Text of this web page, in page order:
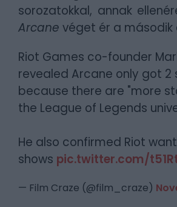
sorozatokkal, annak
Arcane véget ér a második
Riot Games co-founder
revealed Arcane only got 2
because there are "more
the League of Legends
He also confirmed Riot
shows pic.twitter.com/
— Film Craze (@film_craze)